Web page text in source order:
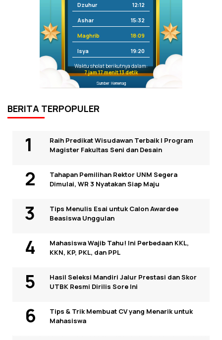
Dzuhur 12:12
Ashar 15:32
Maghrib 18:09
Isya 19:20
Waktu sholat berikutnya dalam:
7 jam 17 menit 12 detik
Sumber: Kemenag
BERITA TERPOPULER
Raih Predikat Wisudawan Terbaik I Program
Magister Fakultas Seni dan Desain
Tahapan Pemilihan Rektor UNM Segera
Dimulai, WR 3 Nyatakan Siap Maju
Tips Menulis Esai untuk Calon Awardee
Beasiswa Unggulan
Mahasiswa Wajib Tahu! Ini Perbedaan KKL,
KKN, KP, PKL, dan PPL
Hasil Seleksi Mandiri Jalur Prestasi dan Skor
UTBK Resmi Dirilis Sore Ini
Tips & Trik Membuat CV yang Menarik untuk
Mahasiswa